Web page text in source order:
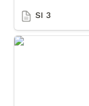
SI 3
SI 4